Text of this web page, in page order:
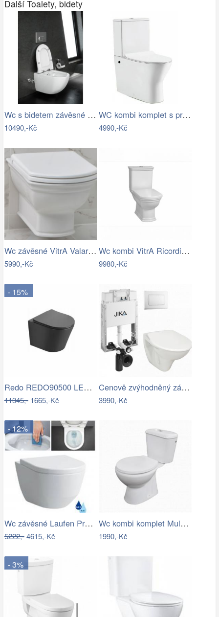
Další Toalety, bidety
Wc s bidetem závěsné Vitra Shift 7748…
10490,-Kč
WC kombi komplet s prkénkem softclose…
4990,-Kč
Wc závěsné VitrA Valarte zadní odpad…
5990,-Kč
Wc kombi VitrA Ricordi vario odpad…
9980,-Kč
- 15%
Redo REDO90500 LED venkovní nástěnné…
11345,-1665,-Kč
Cenově zvýhodněný závěsný WC set Jika k…
3990,-Kč
- 12%
Wc závěsné Laufen Pro zadní odpad…
5222,-4615,-Kč
Wc kombi komplet Multi Eur spodní odpad…
1990,-Kč
- 3%